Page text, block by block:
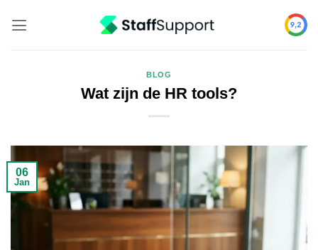
BLOG
Wat zijn de HR tools?
06
Jan